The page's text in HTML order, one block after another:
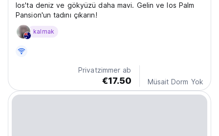
Ios'ta deniz ve gökyüzü daha mavi. Gelin ve Ios Palm
Pansion'un tadını çıkarın!
kalmak
Privatzimmer ab
€17.50 Müsait Dorm Yok